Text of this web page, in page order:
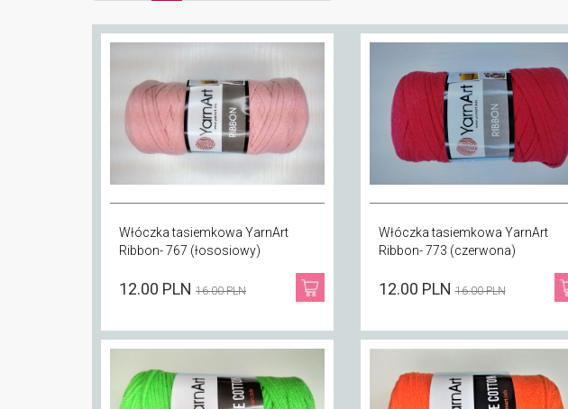
Włóczka tasiemkowa YarnArt
Ribbon- 767 (łososiowy)
12.00 PLN 16.00 PLN
Włóczka tasiemkowa YarnArt
Ribbon- 773 (czerwona)
12.00 PLN16.00 PLN